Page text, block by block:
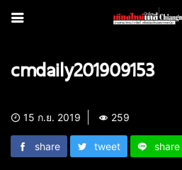
cmdaily201909153
15 ก.ย. 2019 259
share tweet share